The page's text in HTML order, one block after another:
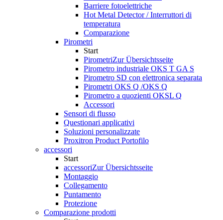
Barriere fotoelettriche
Hot Metal Detector / Interruttori di
temperatura
Comparazione
Pirometri
Start
PirometriZur Übersichtsseite
Pirometro industriale OKS T GA S
Pirometro SD con elettronica separata
Pirometri OKS Q /OKS Q
Pirometro a quozienti OKSL Q
Accessori
Sensori di flusso
Questionari applicativi
Soluzioni personalizzate
Proxitron Product Portofilo
accessori
Start
accessoriZur Übersichtsseite
Montaggio
Collegamento
Puntamento
Protezione
Comparazione prodotti